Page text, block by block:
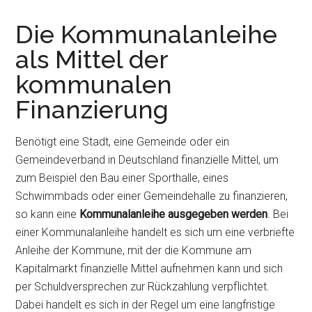
Die Kommunalanleihe
als Mittel der
kommunalen
Finanzierung
Benötigt eine Stadt, eine Gemeinde oder ein
Gemeindeverband in Deutschland finanzielle Mittel, um
zum Beispiel den Bau einer Sporthalle, eines
Schwimmbads oder einer Gemeindehalle zu finanzieren,
so kann eine Kommunalanleihe ausgegeben werden. Bei
einer Kommunalanleihe handelt es sich um eine verbriefte
Anleihe der Kommune, mit der die Kommune am
Kapitalmarkt finanzielle Mittel aufnehmen kann und sich
per Schuldversprechen zur Rückzahlung verpflichtet.
Dabei handelt es sich in der Regel um eine langfristige